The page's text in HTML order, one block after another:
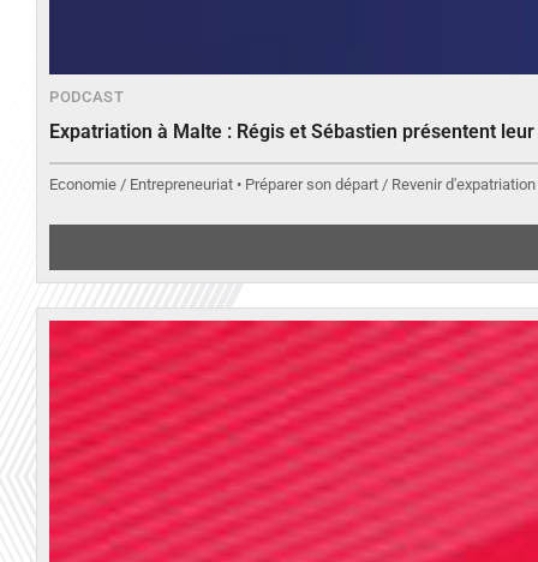
PODCAST
Expatriation à Malte : Régis et Sébastien présentent
Economie / Entrepreneuriat • Préparer son départ / Revenir d'expatriation